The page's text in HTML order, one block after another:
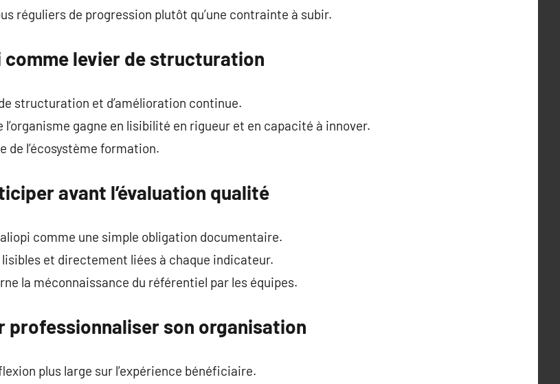
réguliers de progression plutôt qu’une contrainte à subir.
levier de structuration
structuration et d’amélioration continue.
l’organisme gagne en lisibilité en rigueur et en capacité à innover.
de l’écosystème formation.
avant l’évaluation qualité
comme une simple obligation documentaire.
et directement liées à chaque indicateur.
la méconnaissance du référentiel par les équipes.
professionnaliser son organisation
plus large sur l’expérience bénéficiaire.